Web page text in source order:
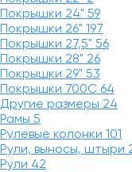
Покрышки 24" 59
Покрышки 26" 197
Покрышки 27,5" 56
Покрышки 28" 26
Покрышки 29" 53
Покрышки 700C 64
Другие размеры 24
Рамы 5
Рулевые колонки 101
Рули, выносы, штыри
Рули 42